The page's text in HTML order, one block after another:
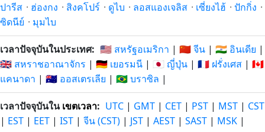
ปารีส · ฮ่องกง · สิงคโปร์ · ดูไบ · ลอสแองเจลิส · เซี่ยงไฮ้ · ปักกิ่ง ·
ซิดนีย์ · มุมไบ
เวลาปัจจุบันในประเทศ: 🇺🇸 สหรัฐอเมริกา | 🇨🇳 จีน | 🇮🇳 อินเดีย |
🇬🇧 สหราชอาณาจักร | 🇩🇪 เยอรมนี | 🇯🇵 ญี่ปุ่น | 🇫🇷 ฝรั่งเศส | 🇨🇦
แคนาดา | 🇦🇺 ออสเตรเลีย | 🇧🇷 บราซิล |
เวลาปัจจุบันในเขตเวลา: UTC | GMT | CET | PST | MST | CST
| EST | EET | IST | จีน (CST) | JST | AEST | SAST | MSK |